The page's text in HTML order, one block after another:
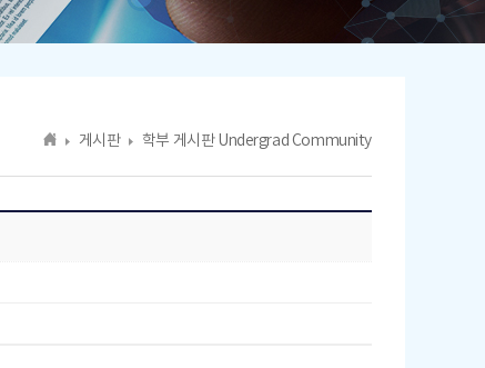
게시판 학부 게시판 Undergrad Community